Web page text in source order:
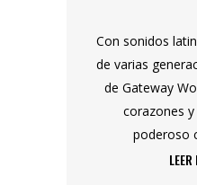
Con sonidos
de varias
de Gateway
corazones
poderoso